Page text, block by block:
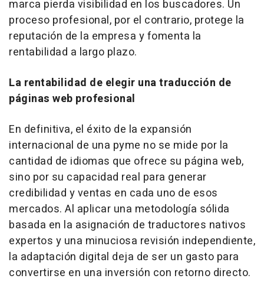
marca pierda visibilidad en los buscadores. Un
proceso profesional, por el contrario, protege la
reputación de la empresa y fomenta la
rentabilidad a largo plazo.
La rentabilidad de elegir una traducción de
páginas web profesional
En definitiva, el éxito de la expansión
internacional de una pyme no se mide por la
cantidad de idiomas que ofrece su página web,
sino por su capacidad real para generar
credibilidad y ventas en cada uno de esos
mercados. Al aplicar una metodología sólida
basada en la asignación de traductores nativos
expertos y una minuciosa revisión independiente,
la adaptación digital deja de ser un gasto para
convertirse en una inversión con retorno directo.